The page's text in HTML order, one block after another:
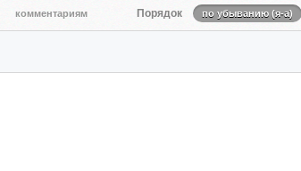
комментариям Порядок по убыванию (я-а)